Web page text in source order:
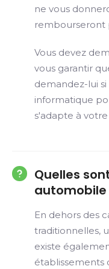
ne vous
rembourseront
Vous devez
vous garantir
demandez-lui
informatique
s'adapte à
Quelles
automobile
En dehors des
traditionnelles,
existe
établissements